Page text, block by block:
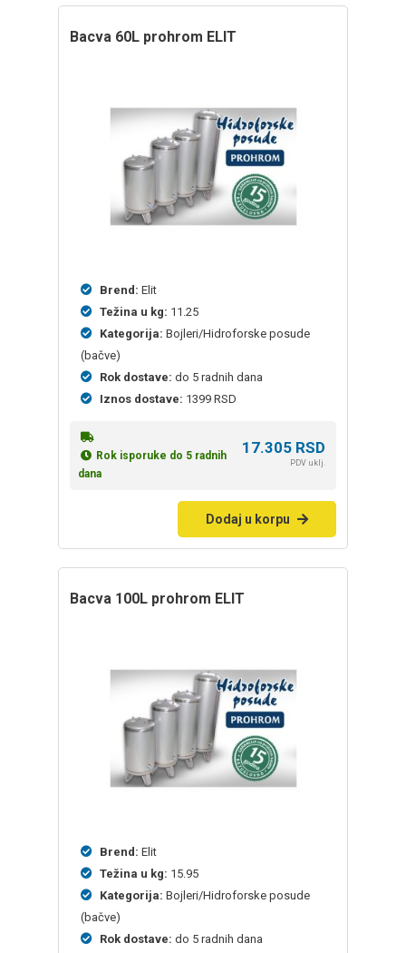
bacva 60L prohrom ELIT
Brend: Elit
Težina u kg: 11.25
Kategorija: Bojleri/Hidroforske posude
(bačve)
Rok dostave: do 5 radnih dana
Iznos dostave: 1399 RSD
Rok isporuke do 5 radnih
dana
17.305 RSD
PDV uklj.
Dodaj u korpu
bacva 100L prohrom ELIT
Brend: Elit
Težina u kg: 15.95
Kategorija: Bojleri/Hidroforske posude
(bačve)
Rok dostave: do 5 radnih dana